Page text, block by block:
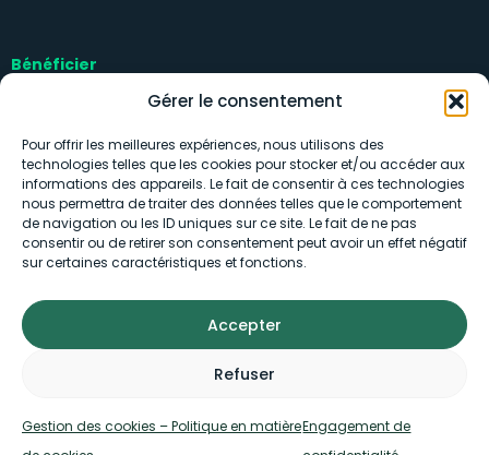
Gérer le consentement
Pour offrir les meilleures expériences, nous utilisons des
technologies telles que les cookies pour stocker et/ou accéder aux
informations des appareils. Le fait de consentir à ces technologies
nous permettra de traiter des données telles que le comportement
de navigation ou les ID uniques sur ce site. Le fait de ne pas
consentir ou de retirer son consentement peut avoir un effet négatif
sur certaines caractéristiques et fonctions.
Accepter
Refuser
Gestion des cookies – Politique en matièreEngagement de
Bénéficier
Engagement de confidentialité
Gestion des cookies
Conditions d’utilisation
Plan du site